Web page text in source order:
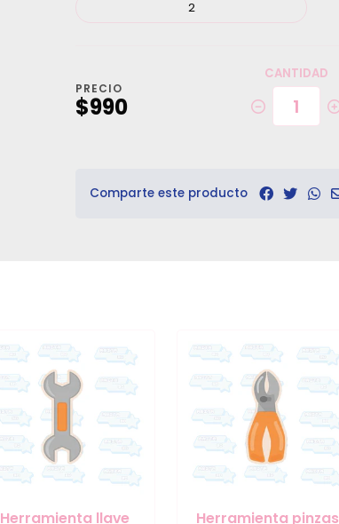
2
PRECIO
$990
CANTIDAD
Comparte este producto
Herramienta llave
Herramienta pinzas